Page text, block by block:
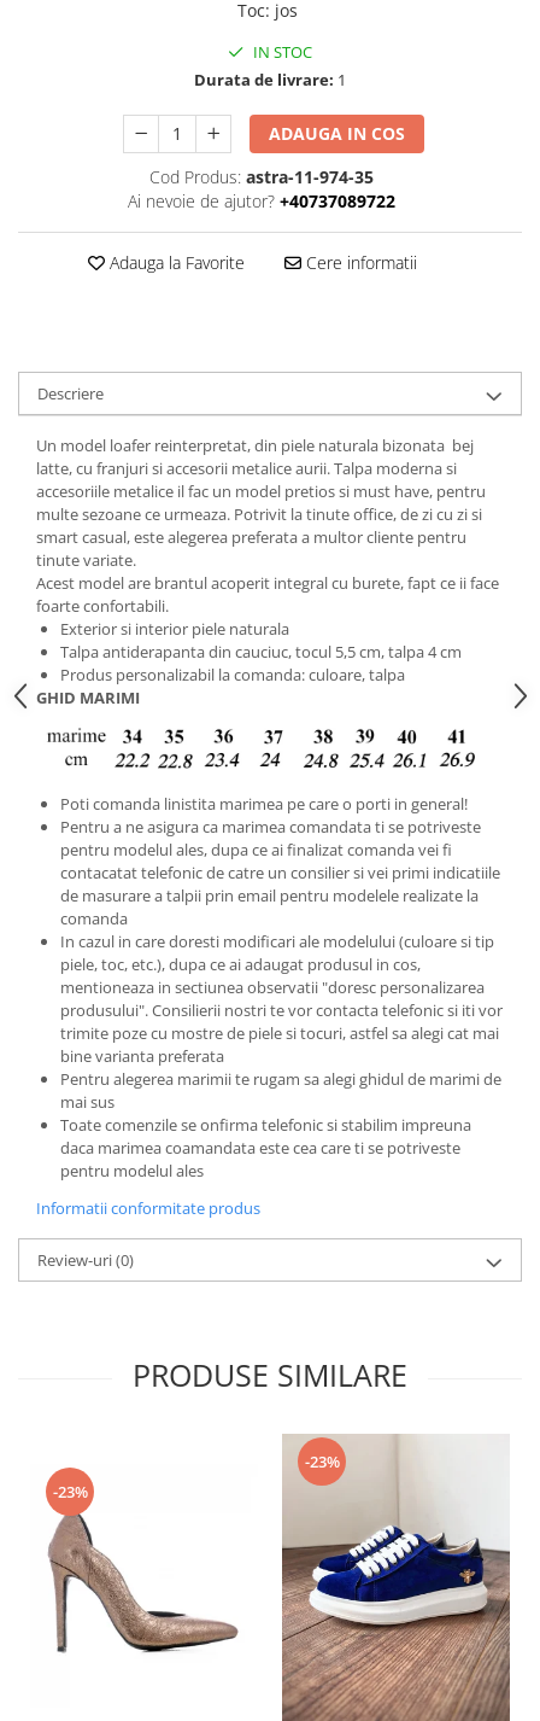
Toc: jos
IN STOC
Durata de livrare: 1
ADAUGA IN COS
Cod Produs: astra-11-974-35
Ai nevoie de ajutor? +40737089722
Adauga la Favorite Cere informatii
Descriere
Un model loafer reinterpretat, din piele naturala bizonata bej
latte, cu franjuri si accesorii metalice aurii. Talpa moderna si
accesoriile metalice il fac un model pretios si must have, pentru
multe sezoane ce urmeaza. Potrivit la tinute office, de zi cu zi si
smart casual, este alegerea preferata a multor cliente pentru
tinute variate.
Acest model are brantul acoperit integral cu burete, fapt ce ii face
foarte confortabili.
Exterior si interior piele naturala
Talpa antiderapanta din cauciuc, tocul 5,5 cm, talpa 4 cm
Produs personalizabil la comanda: culoare, talpa
GHID MARIMI
Poti comanda linistita marimea pe care o porti in general!
Pentru a ne asigura ca marimea comandata ti se potriveste
pentru modelul ales, dupa ce ai finalizat comanda vei fi
contacatat telefonic de catre un consilier si vei primi indicatiile
de masurare a talpii prin email pentru modelele realizate la
comanda
In cazul in care doresti modificari ale modelului (culoare si tip
piele, toc, etc.), dupa ce ai adaugat produsul in cos,
mentioneaza in sectiunea observatii "doresc personalizarea
produsului". Consilierii nostri te vor contacta telefonic si iti vor
trimite poze cu mostre de piele si tocuri, astfel sa alegi cat mai
bine varianta preferata
Pentru alegerea marimii te rugam sa alegi ghidul de marimi de
mai sus
Toate comenzile se onfirma telefonic si stabilim impreuna
daca marimea coamandata este cea care ti se potriveste
pentru modelul ales
Informatii conformitate produs
Review-uri(0)
PRODUSE SIMILARE
-23%
-23%